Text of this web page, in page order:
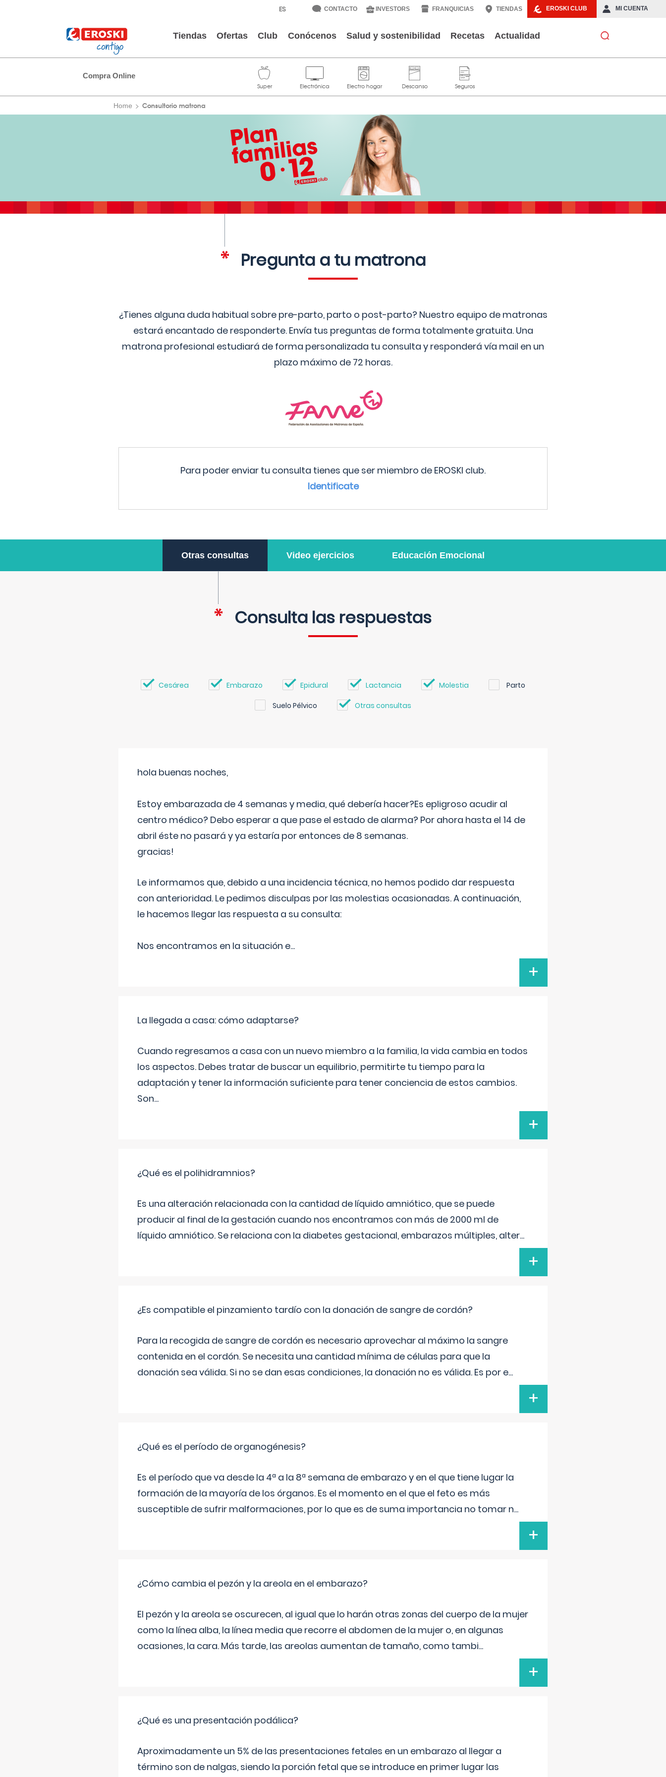
EROSKI CLUB MI CUENTA
CONTACTO INVESTORS FRANQUICIAS TIENDAS
Tiendas Ofertas Club Conócenos Salud y sostenibilidad Recetas Actualidad
Compra Online
Home Consultorio matrona
Pregunta a tu matrona
¿Tienes alguna duda habitual sobre pre-parto, parto o post-parto? Nuestro equipo de matronas
estará encantado de responderte. Envía tus preguntas de forma totalmente gratuita. Una
matrona profesional estudiará de forma personalizada tu consulta y responderá vía mail en un
plazo máximo de 72 horas.
Para poder enviar tu consulta tienes que ser miembro de EROSKI club.
Identificate
Otras consultas Video ejercicios Educación Emocional
Consulta las respuestas
Cesárea Embarazo Epidural Lactancia Molestia Parto
Suelo Pélvico Otras consultas
hola buenas noches,
Estoy embarazada de 4 semanas y media, qué debería hacer?Es epligroso acudir al
centro médico? Debo esperar a que pase el estado de alarma? Por ahora hasta el 14 de
abril éste no pasará y ya estaría por entonces de 8 semanas.
gracias!
Le informamos que, debido a una incidencia técnica, no hemos podido dar respuesta
con anterioridad. Le pedimos disculpas por las molestias ocasionadas. A continuación,
le hacemos llegar las respuesta a su consulta:
Nos encontramos en la situación e...
+
La llegada a casa: cómo adaptarse?
Cuando regresamos a casa con un nuevo miembro a la familia, la vida cambia en todos
los aspectos. Debes tratar de buscar un equilibrio, permitirte tu tiempo para la
adaptación y tener la información suficiente para tener conciencia de estos cambios.
Son...
+
¿Qué es el polihidramnios?
Es una alteración relacionada con la cantidad de líquido amniótico, que se puede
producir al final de la gestación cuando nos encontramos con más de 2000 ml de
líquido amniótico. Se relaciona con la diabetes gestacional, embarazos múltiples, alter...
+
¿Es compatible el pinzamiento tardío con la donación de sangre de cordón?
Para la recogida de sangre de cordón es necesario aprovechar al máximo la sangre
contenida en el cordón. Se necesita una cantidad mínima de células para que la
donación sea válida. Si no se dan esas condiciones, la donación no es válida. Es por e...
+
¿Qué es el período de organogénesis?
Es el período que va desde la 4ª a la 8ª semana de embarazo y en el que tiene lugar la
formación de la mayoría de los órganos. Es el momento en el que el feto es más
susceptible de sufrir malformaciones, por lo que es de suma importancia no tomar n...
+
¿Cómo cambia el pezón y la areola en el embarazo?
El pezón y la areola se oscurecen, al igual que lo harán otras zonas del cuerpo de la mujer
como la línea alba, la línea media que recorre el abdomen de la mujer o, en algunas
ocasiones, la cara. Más tarde, las areolas aumentan de tamaño, como tambi...
+
¿Qué es una presentación podálica?
Aproximadamente un 5% de las presentaciones fetales en un embarazo al llegar a
término son de nalgas, siendo la porción fetal que se introduce en primer lugar las